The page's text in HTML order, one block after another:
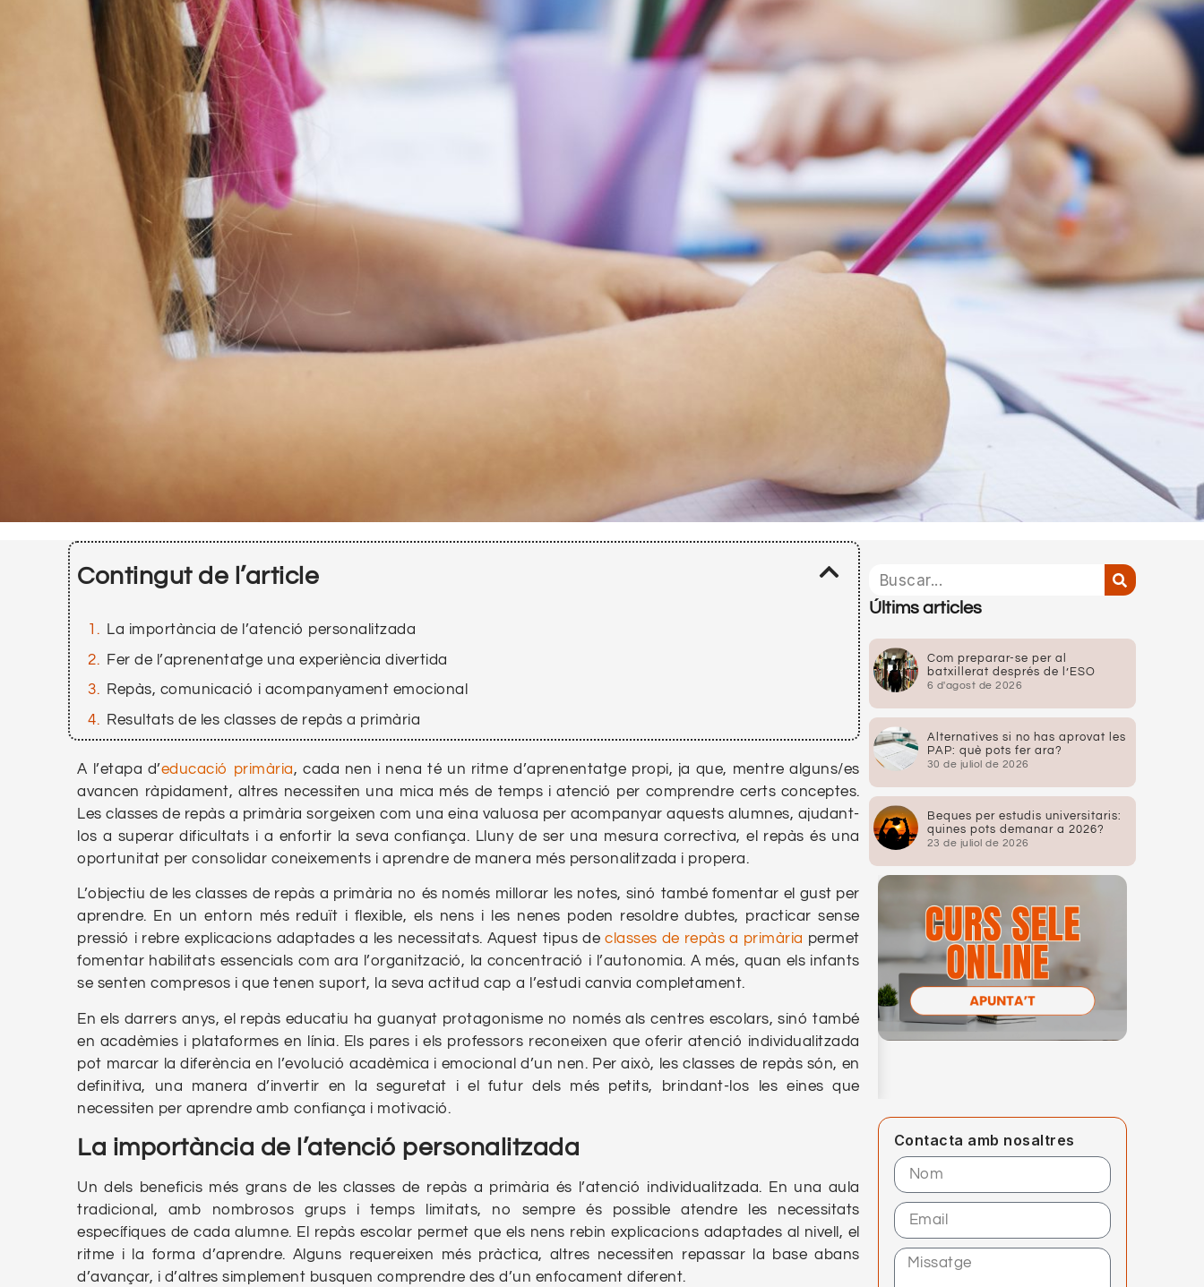
Contingut de l’article
La importància de l’atenció personalitzada
Fer de l’aprenentatge una experiència divertida
Repàs, comunicació i acompanyament emocional
Resultats de les classes de repàs a primària
A l’etapa d’educació primària, cada nen i nena té un ritme d’aprenentatge propi, ja que, mentre alguns/es
avancen ràpidament, altres necessiten una mica més de temps i atenció per comprendre certs conceptes.
Les classes de repàs a primària sorgeixen com una eina valuosa per acompanyar aquests alumnes, ajudant-
los a superar dificultats i a enfortir la seva confiança. Lluny de ser una mesura correctiva, el repàs és una
oportunitat per consolidar coneixements i aprendre de manera més personalitzada i propera.
L’objectiu de les classes de repàs a primària no és només millorar les notes, sinó també fomentar el gust per
aprendre. En un entorn més reduït i flexible, els nens i les nenes poden resoldre dubtes, practicar sense
pressió i rebre explicacions adaptades a les necessitats. Aquest tipus declasses de repàs a primària permet
fomentar habilitats essencials com ara l’organització, la concentració i l’autonomia. A més, quan els infants
se senten compresos i que tenen suport, la seva actitud cap a l’estudi canvia completament.
En els darrers anys, el repàs educatiu ha guanyat protagonisme no només als centres escolars, sinó també
en acadèmies i plataformes en línia. Els pares i els professors reconeixen que oferir atenció individualitzada
pot marcar la diferència en l’evolució acadèmica i emocional d’un nen. Per això, les classes de repàs són, en
definitiva, una manera d’invertir en la seguretat i el futur dels més petits, brindant-los les eines que
necessiten per aprendre amb confiança i motivació.
La importància de l’atenció personalitzada
Un dels beneficis més grans de les classes de repàs a primària és l’atenció individualitzada. En una aula
tradicional, amb nombrosos grups i temps limitats, no sempre és possible atendre les necessitats
específiques de cada alumne. El repàs escolar permet que els nens rebin explicacions adaptades al nivell, el
ritme i la forma d’aprendre. Alguns requereixen més pràctica, altres necessiten repassar la base abans
d’avançar, i d’altres simplement busquen comprendre des d’un enfocament diferent.
Últims articles
Com preparar-se per al
batxillerat després de l’ESO
6 d'agost de 2026
Alternatives si no has aprovat les
PAP: què pots fer ara?
30 de juliol de 2026
Beques per estudis universitaris:
quines pots demanar a 2026?
23 de juliol de 2026
Contacta amb nosaltres